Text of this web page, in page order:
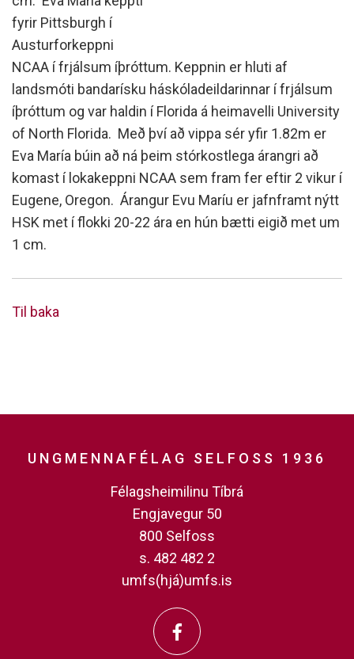
fyrir Pittsburgh í
Austurforkeppni
NCAA í frjálsum íþróttum. Keppnin er hluti af
landsmóti bandarísku háskóladeildarinnar í frjálsum
íþróttum og var haldin í Florida á heimavelli University
of North Florida. Með því að vippa sér yfir 1.82m er
Eva María búin að ná þeim stórkostlega árangri að
komast í lokakeppni NCAA sem fram fer eftir 2 vikur í
Eugene, Oregon. Árangur Evu Maríu er jafnframt nýtt
HSK met í flokki 20-22 ára en hún bætti eigið met um
1 cm.
Til baka
UNGMENNAFÉLAG SELFOSS 1936
Félagsheimilinu Tíbrá
Engjavegur 50
800 Selfoss
s. 482 482 2
umfs(hjá)umfs.is